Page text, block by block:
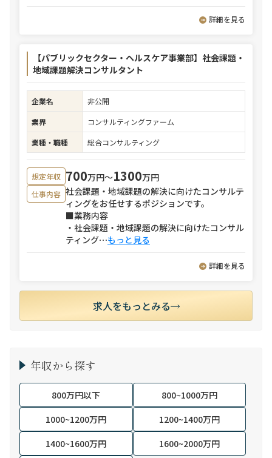
詳細を見る
【パブリックセクター・ヘルスケア事業部】社会課題・
地域課題解決コンサルタント
企業名
非公開
業界
コンサルティングファーム
業種・職種
総合コンサルティング
想定年収 700万円〜1300万円
仕事内容 社会課題・地域課題の解決に向けたコンサルテ
ィングをお任せするポジションです。
■業務内容
・社会課題・地域課題の解決に向けたコンサル
ティング⋯もっと見る
詳細を見る
求人をもっとみる
年収から探す
800万円以下
800~1000万円
1000~1200万円
1200~1400万円
1400~1600万円
1600~2000万円